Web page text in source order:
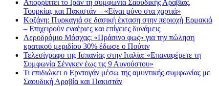
Απορρίπτει το Ιράν τη συμφωνία Σαουδικής Αραβίας,
Τουρκίας και Πακιστάν – «Είναι μόνο στα χαρτιά»
Κοζάνη: Πυρκαγιά σε δασική έκταση στην περιοχή Ερμακιά
– Επιχειρούν εναέριες και επίγειες δυνάμεις
Αεροδρόμιο Μόσχας: «Πράσινο φως» για την πώληση
κρατικού μεριδίου 30% έδωσε ο Πούτιν
Τελεσίγραφο της Ισπανίας στην Ιταλία: «Επαναφέρετε τη
Συμφωνία Σένγκεν έως τις 9 Αυγούστου»
Τι επιδιώκει ο Ερντογάν μέσω της αμυντικής συμφωνίας με
Σαουδική Αραβία και Πακιστάν